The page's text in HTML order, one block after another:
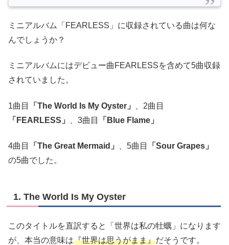
ミニアルバム「FEARLESS」に収録されている曲は何な
んでしょうか？
ミニアルバムにはデビュー曲FEARLESSを含めて5曲収録
されていました。
1曲目 「The World Is My Oyster」
、2曲目
「FEARLESS」
、3曲目 「Blue Flame」
4曲目 「The Great Mermaid」 、5曲目
「Sour Grapes」
の5曲でした。
1. The World Is My Oyster
このタイトルを直訳すると「世界は私の牡蠣」になります
が、本当の意味は『世界は思うがまま』だそうです。